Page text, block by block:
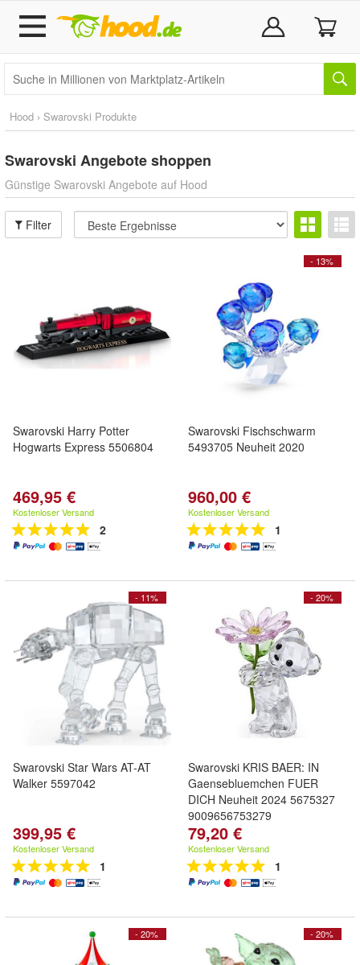
Hood › Swarovski Produkte
Swarovski Angebote shoppen
Günstige Swarovski Angebote auf Hood
Filter
Swarovski Harry Potter
Hogwarts Express 5506804
469,95 €
Kostenloser Versand
2
- 13%
Swarovski Fischschwarm
5493705 Neuheit 2020
960,00 €
Kostenloser Versand
1
- 11%
Swarovski Star Wars AT-AT
Walker 5597042
399,95 €
Kostenloser Versand
1
- 20%
Swarovski KRIS BAER: IN
Gaensebluemchen FUER
DICH Neuheit 2024 5675327
9009656753279
79,20 €
Kostenloser Versand
1
- 20% - 20%